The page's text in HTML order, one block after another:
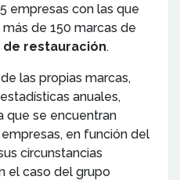
empresas con las que
de 150 marcas de
restauración.
las propias marcas,
anuales,
que se encuentran
en función del
circunstancias
el caso del grupo